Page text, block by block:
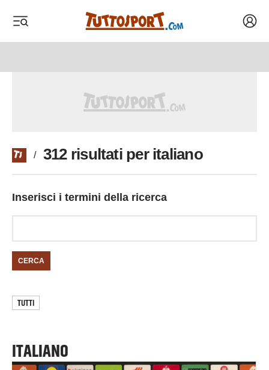
/ 312 risultati per italiano
Inserisci i termini della ricerca
CERCA
TUTTI
ITALIANO